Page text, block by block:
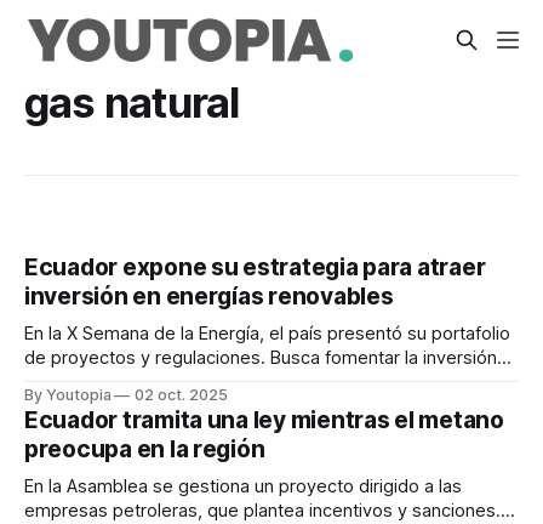
gas natural
Ecuador expone su estrategia para atraer
inversión en energías renovables
En la X Semana de la Energía, el país presentó su portafolio
de proyectos y regulaciones. Busca fomentar la inversión
By Youtopia 02 oct. 2025
Ecuador tramita una ley mientras el metano
preocupa en la región
En la Asamblea se gestiona un proyecto dirigido a las
empresas petroleras, que plantea incentivos y sanciones.